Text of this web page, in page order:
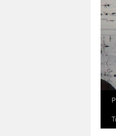
Vés